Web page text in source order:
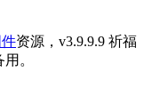
件资源，v3.9.9.9 祈福
。